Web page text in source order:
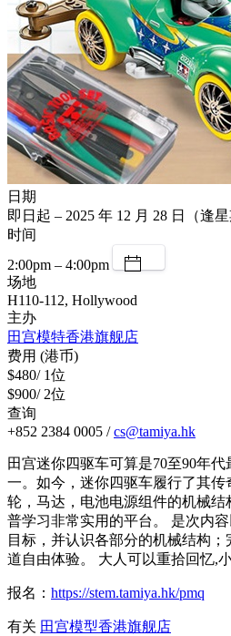
日期
即日起 – 2025 年 12 月 28 日（逢星
时间
2:00pm – 4:00pm
场地
H110-112, Hollywood
主办
田宫模特香港旗舰店
费用 (港币)
$480/ 1位
$900/ 2位
查询
+852 2384 0005 /cs@tamiya.hk
田宫迷你四驱车可算是70至90年
一。如今，迷你四驱车履行了其
轮，马达，电池电源组件的机械
普学习非常实用的平台。 是次内
目标，并认识各部分的机械结构
道自由体验。 大人可以重拾回忆,
报名： https://stem.tamiya.hk/pmq
有关 田宫模型香港旗舰店